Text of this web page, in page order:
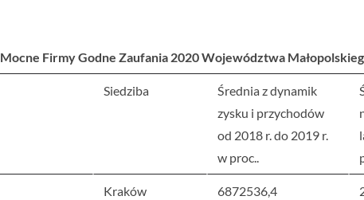
Mocne Firmy Godne Zaufania 2020 Województwa
Siedziba
Średnia z dynamik
zysku i przychodów
od 2018 r. do 2019 r.
w proc..
Kraków 6872536,4